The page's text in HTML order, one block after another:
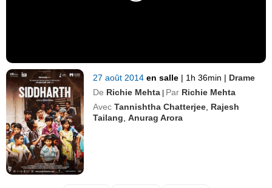
27 août 2014en salle | 1h 36min | Drame
De Richie Mehta | Par Richie Mehta
Avec Tannishtha Chatterjee Rajesh
Tailang ,Anurag Arora